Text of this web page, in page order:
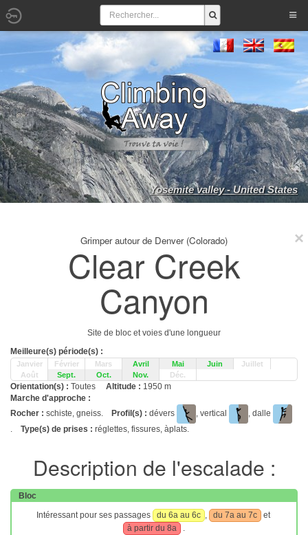
Yosemite valley - United States
Grimper autour de Denver (Colorado)
Clear Creek
Canyon
Site de bloc et voies d'une longueur
Meilleure(s) période(s) :
Janvier Février Mars Avril Mai Juin
Juillet
Août
Sept. Oct. Nov. Déc.
Orientation(s) : Toutes Altitude : 1950 m
Marche d'approche :
Rocher : schiste, gneiss. Profil(s) : dévers , vertical
, dalle
. Type(s) de prises : réglettes, fissures, àplats.
Description de l'escalade :
Bloc
Intéressant pour ses passages
du 6a au 6c , du 7a au 7c
et
à partir du 8a
.